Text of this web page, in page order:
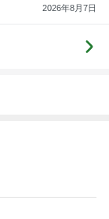
2026年8月7日